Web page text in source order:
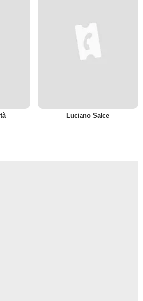
Luciano Salce